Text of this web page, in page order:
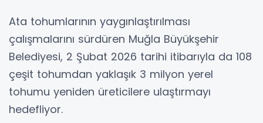
Ata tohumlarının yaygınlaştırılması
çalışmalarını sürdüren Muğla Büyükşehir
Belediyesi, 2 Şubat 2026 tarihi itibarıyla da 108
çeşit tohumdan yaklaşık 3 milyon yerel
tohumu yeniden üreticilere ulaştırmayı
hedefliyor.